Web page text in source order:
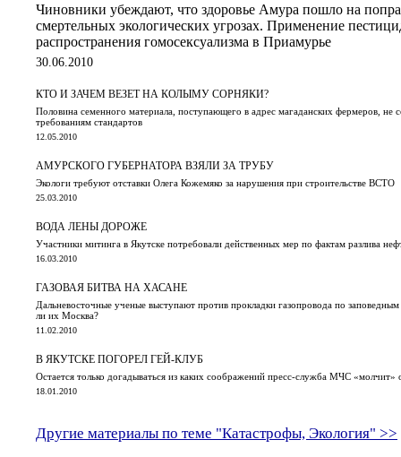
Чиновники убеждают, что здоровье Амура пошло на
смертельных экологических угрозах. Применение
распространения гомосексуализма в Приамурье
30.06.2010
КТО И ЗАЧЕМ ВЕЗЕТ НА КОЛЫМУ СОРНЯКИ?
Половина семенного материала, поступающего в адрес магаданских фермеров, не
требованиям стандартов
12.05.2010
АМУРСКОГО ГУБЕРНАТОРА ВЗЯЛИ ЗА ТРУБУ
Экологи требуют отставки Олега Кожемяко за нарушения при строительстве ВСТО
25.03.2010
ВОДА ЛЕНЫ ДОРОЖЕ
Участники митинга в Якутске потребовали действенных мер по фактам разлива
16.03.2010
ГАЗОВАЯ БИТВА НА ХАСАНЕ
Дальневосточные ученые выступают против прокладки газопровода по
ли их Москва?
11.02.2010
В ЯКУТСКЕ ПОГОРЕЛ ГЕЙ-КЛУБ
Остается только догадываться из каких соображений пресс-служба МЧС «молчит»
18.01.2010
Другие материалы по теме "Катастрофы, Экология" >>